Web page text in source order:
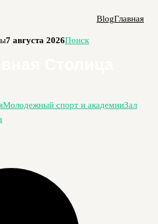
BlogГлавная
7 августа 2026Поиск
Молодежный спорт и академииЗал